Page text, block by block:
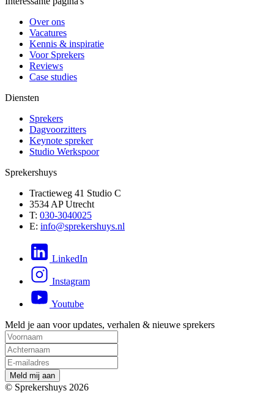
Over ons
Vacatures
Kennis & inspiratie
Voor Sprekers
Reviews
Case studies
Diensten
Sprekers
Dagvoorzitters
Keynote spreker
Studio Werkspoor
Sprekershuys
Tractieweg 41 Studio C
3534 AP Utrecht
T: 030-3040025
E: info@sprekershuys.nl
LinkedIn
Instagram
Youtube
Meld je aan voor updates, verhalen & nieuwe sprekers
Meld mij aan
© Sprekershuys 2026